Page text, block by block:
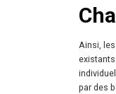
Ainsi,
par des